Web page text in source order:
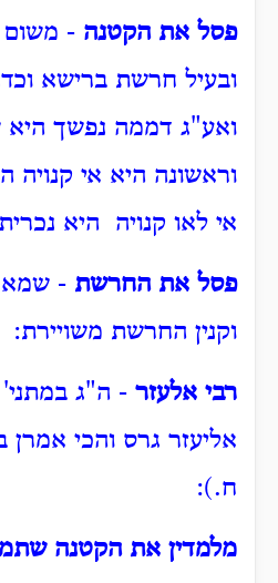
פסל את הקטנה - משום
ובעיל חרשת ברישא
ואע"ג דממה נפשך היא
וראשונה היא אי קנויה
אי לאו קנויה היא
פסל את החרשת - שמא
וקנין החרשת משויירת:
רבי אלעזר - ה"ג במתני'
אליעזר גרס והכי
ח.):
מלמדין את הקטנה